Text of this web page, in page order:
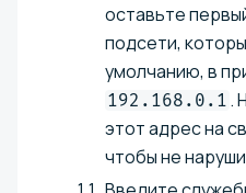
оставьте
подсети,
умолчанию, в
192.168.0.1 .
этот адрес на
чтобы не